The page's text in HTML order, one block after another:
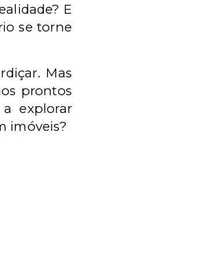
E
se torne
Mas
prontos
explorar
imóveis?